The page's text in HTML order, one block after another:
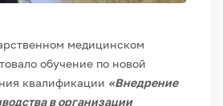
медицинском
обучение по новой
квалификации «Внедрение
в организации